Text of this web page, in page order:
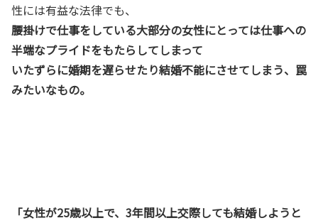
性には有益な法律でも、
腰掛けで仕事をしている大部分の女性にとっては仕事への
半端なプライドをもたらしてしまって
いたずらに婚期を遅らせたり結婚不能にさせてしまう、罠
みたいなもの。
「女性が25歳以上で、3年間以上交際しても結婚しようと